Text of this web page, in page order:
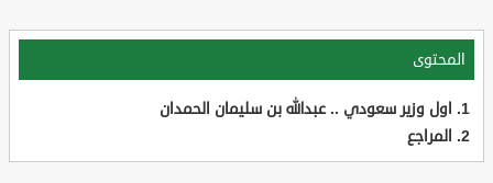
المحتوى
اول وزير سعودي .. عبدالله بن سليمان الحمدان
المراجع